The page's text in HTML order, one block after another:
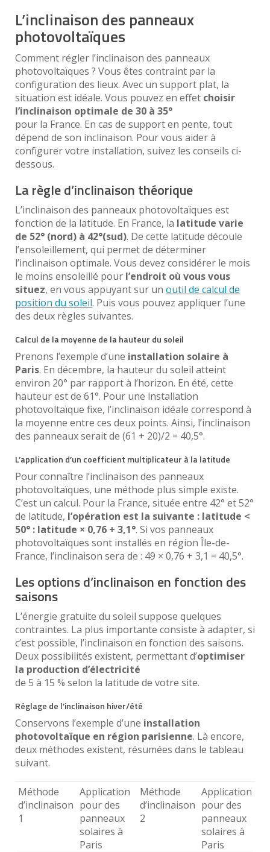
L’inclinaison des panneaux
photovoltaïques
Comment régler l’inclinaison des panneaux
photovoltaïques ? Vous êtes contraint par la
configuration des lieux. Avec un support plat, la
situation est idéale. Vous pouvez en effet choisir
l’inclinaison optimale de 30 à 35°
pour la France. En cas de support en pente, tout
dépend de son inclinaison. Pour vous aider à
configurer votre installation, suivez les conseils ci-
dessous.
La règle d’inclinaison théorique
L’inclinaison des panneaux photovoltaïques est
fonction de la latitude. En France, la latitude varie
de 52° (nord) à 42°(sud). De cette latitude découle
l’ensoleillement, qui permet de déterminer
l’inclinaison optimale. Vous devez considérer le mois
le moins ensoleillé pour l’endroit où vous vous
situez, en vous appuyant sur un outil de calcul de
position du soleil. Puis vous pouvez appliquer l’une
des deux règles suivantes.
Calcul de la moyenne de la hauteur du soleil
Prenons l’exemple d’une installation solaire à
Paris. En décembre, la hauteur du soleil atteint
environ 20° par rapport à l’horizon. En été, cette
hauteur est de 61°. Pour une installation
photovoltaïque fixe, l’inclinaison idéale correspond à
la moyenne entre ces deux points. Ainsi, l’inclinaison
des panneaux serait de (61 + 20)/2 = 40,5°.
L’application d’un coefficient multiplicateur à la latitude
Pour connaître l’inclinaison des panneaux
photovoltaïques, une méthode plus simple existe.
C’est un calcul. Pour la France, située entre 42° et 52°
de latitude, l’opération est la suivante : latitude <
50° : latitude × 0,76 + 3,1°. Si vos panneaux
photovoltaïques sont installés en région Île-de-
France, l’inclinaison sera de : 49 × 0,76 + 3,1 = 40,5°.
Les options d’inclinaison en fonction des
saisons
L’énergie gratuite du soleil suppose quelques
contraintes. La plus importante consiste à adapter, si
c’est possible, l’inclinaison en fonction des saisons.
Deux possibilités existent, permettant d’optimiser
la production d’électricité
de 5 à 15 % selon la latitude de votre site.
Réglage de l’inclinaison hiver/été
Conservons l’exemple d’une installation
photovoltaïque en région parisienne. Là encore,
deux méthodes existent, résumées dans le tableau
suivant.
Méthode
d’inclinaison
1
Application
pour des
panneaux
solaires à
Paris
Méthode
d’inclinaison
2
Application
pour des
panneaux
solaires à
Paris